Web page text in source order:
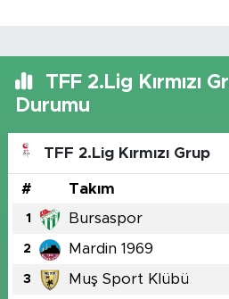
TFF 2.Lig Kırmızı
Durumu
TFF 2.Lig Kırmızı Grup
# Takım
1 Bursaspor
2 Mardin 1969
3 Muş Sport Klübü